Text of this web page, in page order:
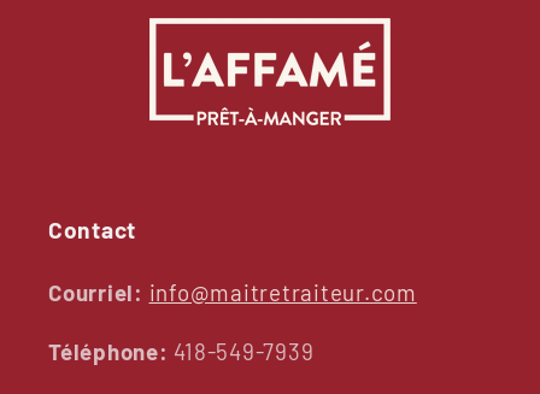
Contact
Courriel: info@maitretraiteur.com
Téléphone: 418-549-7939